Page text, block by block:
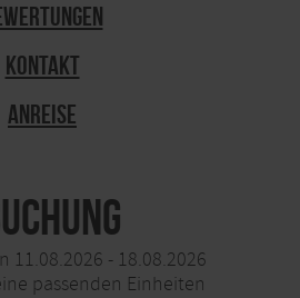
Kontakt
Anreise
11.08.2026 - 18.08.2026
passenden Einheiten